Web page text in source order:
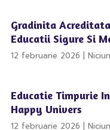
Gradinita
Educatii Sigure Si
12 februarie 2026
Educatie Timpurie
Happy Univers
12 februarie 2026